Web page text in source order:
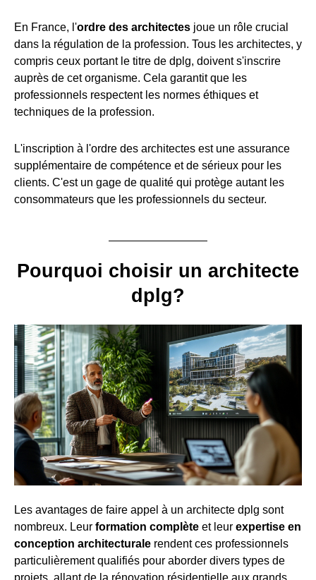
En France, l'ordre des architectes joue un rôle crucial
dans la régulation de la profession. Tous les architectes, y
compris ceux portant le titre de dplg, doivent s'inscrire
auprès de cet organisme. Cela garantit que les
professionnels respectent les normes éthiques et
techniques de la profession.
L'inscription à l'ordre des architectes est une assurance
supplémentaire de compétence et de sérieux pour les
clients. C'est un gage de qualité qui protège autant les
consommateurs que les professionnels du secteur.
Pourquoi choisir un architecte
dplg?
Les avantages de faire appel à un architecte dplg sont
nombreux. Leur formation complète et leur expertise en
conception architecturale rendent ces professionnels
particulièrement qualifiés pour aborder divers types de